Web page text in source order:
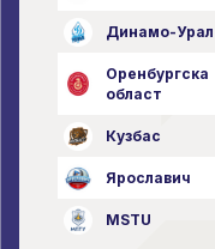
Динамо-Урал
Оренбургска
област
Кузбас
Ярославич
MSTU